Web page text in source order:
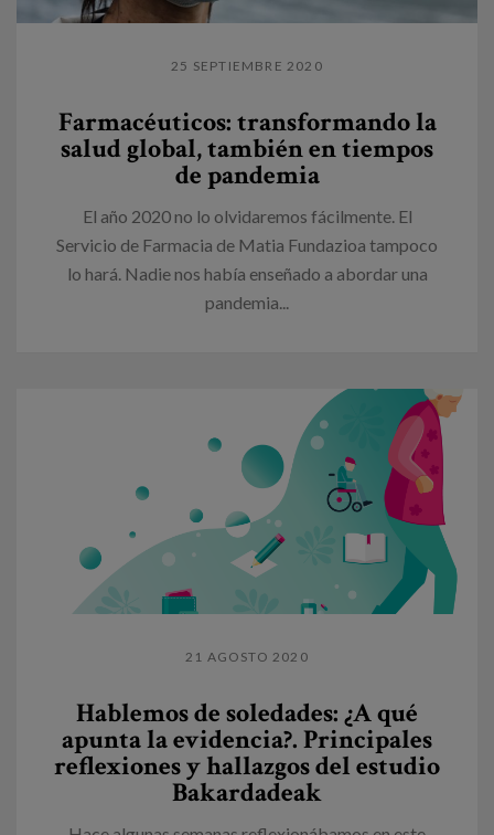
25 SEPTIEMBRE 2020
Farmacéuticos: transformando la
salud global, también en tiempos
de pandemia
El año 2020 no lo olvidaremos fácilmente. El
Servicio de Farmacia de Matia Fundazioa tampoco
lo hará. Nadie nos había enseñado a abordar una
pandemia...
21 AGOSTO 2020
Hablemos de soledades: ¿A qué
apunta la evidencia?. Principales
reflexiones y hallazgos del estudio
Bakardadeak